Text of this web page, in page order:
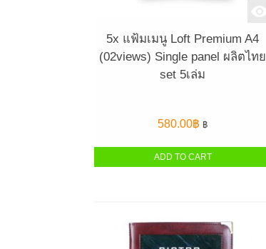
5x แฟ้มเมนู Loft Premium A4
(02views) Single panel ผลิตไทย
set 5เล่ม
580.00฿ ฿
ADD TO CART